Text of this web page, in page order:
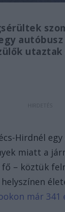
Hirdnél
miatt a
– köztük
helyszínen
már